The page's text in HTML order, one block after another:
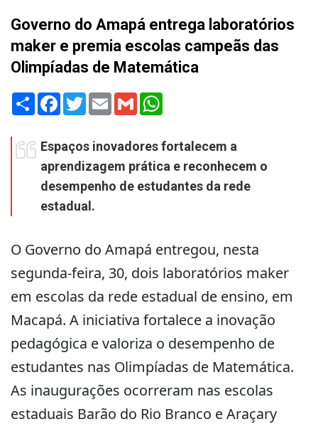
Governo do Amapá entrega laboratórios
maker e premia escolas campeãs das
Olimpíadas de Matemática
Share Facebook
TwitterEmail Gmail
Espaços inovadores fortalecem a
aprendizagem prática e reconhecem o
desempenho de estudantes da rede
estadual.
O Governo do Amapá entregou, nesta
segunda-feira, 30, dois laboratórios maker
em escolas da rede estadual de ensino, em
Macapá. A iniciativa fortalece a inovação
pedagógica e valoriza o desempenho de
estudantes nas Olimpíadas de Matemática.
As inaugurações ocorreram nas escolas
estaduais Barão do Rio Branco e Araçary